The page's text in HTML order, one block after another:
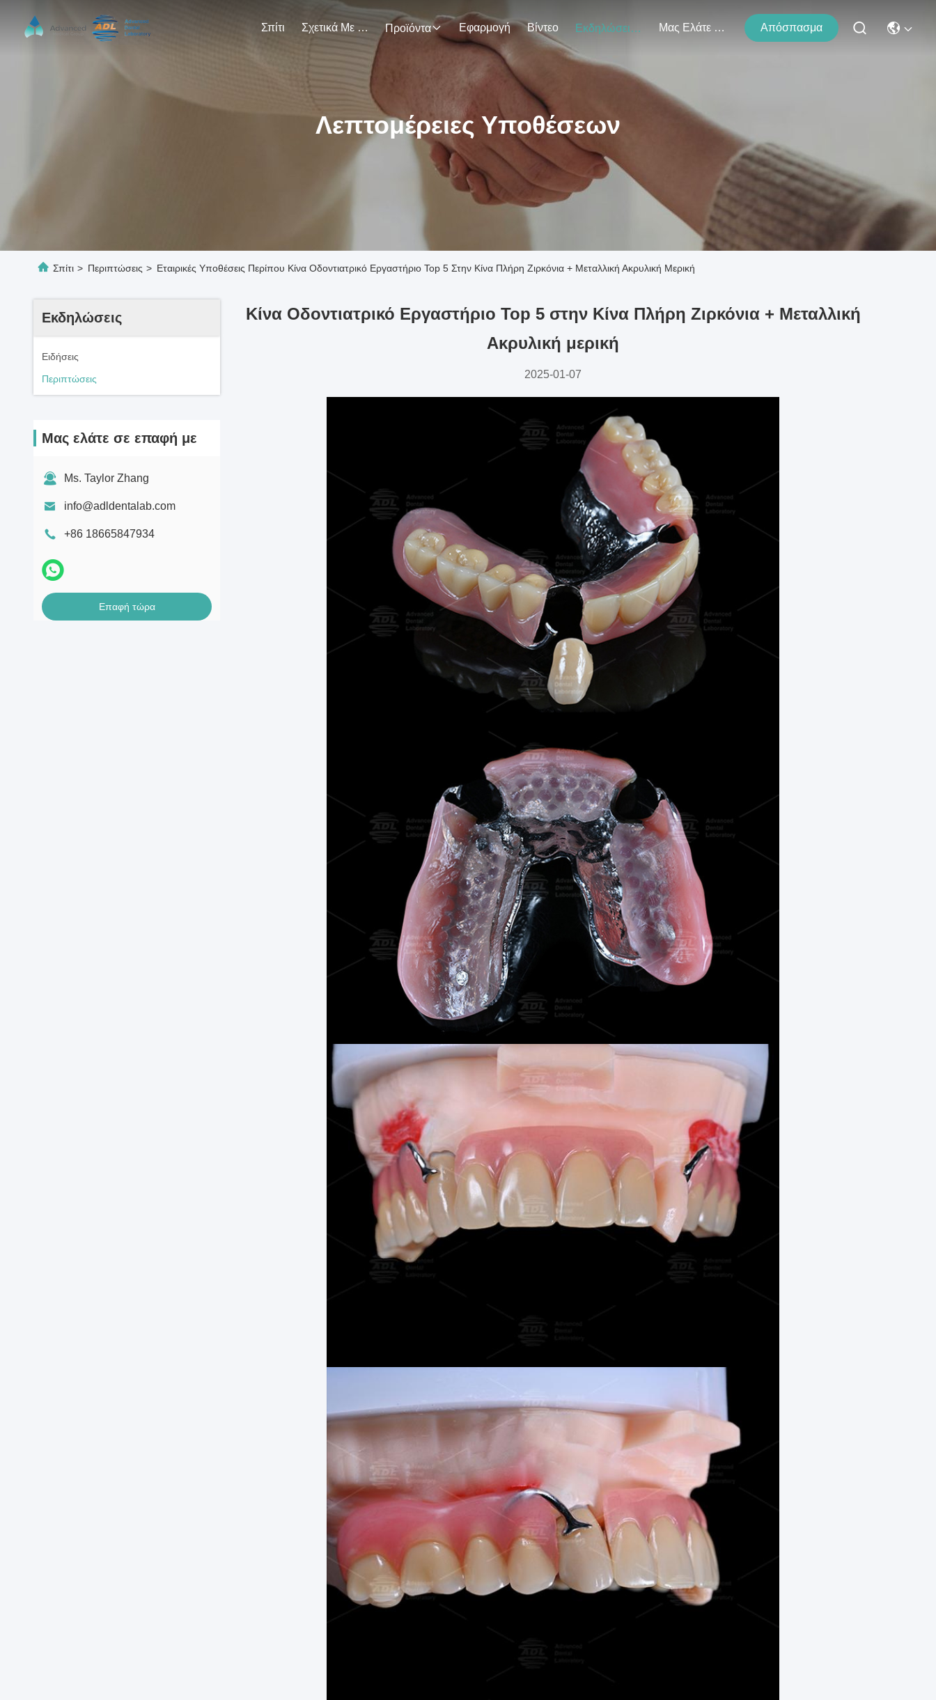
Σπίτι Σχετικά Με Εμάς Προϊόντα Εφαρμογή Βίντεο Εκδηλώσεις Μας Ελάτε Σε Επαφή Με Απόσπασμα
Λεπτομέρειες Υποθέσεων
Σπίτι > Περιπτώσεις > Εταιρικές Υποθέσεις Περίπου Κίνα Οδοντιατρικό Εργαστήριο Top 5 Στην Κίνα Πλήρη Ζιρκόνια + Μεταλλική Ακρυλική Μερική
Εκδηλώσεις
Ειδήσεις
Περιπτώσεις
Μας ελάτε σε επαφή με
Ms. Taylor Zhang
info@adldentalab.com
+86 18665847934
Επαφή τώρα
Κίνα Οδοντιατρικό Εργαστήριο Top 5 στην Κίνα Πλήρη Ζιρκόνια + Μεταλλική
Ακρυλική μερική
2025-01-07